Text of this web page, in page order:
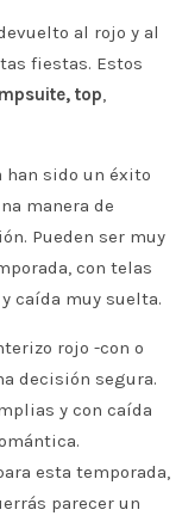
al rojo y al
fiestas. Estos
top,
han sido un éxito
manera de
Pueden ser muy
con telas
caída muy suelta.
rojo -con o
decisión segura.
y con caída
esta temporada,
parecer un